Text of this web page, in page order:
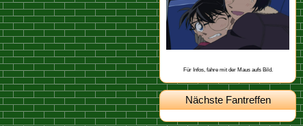
Schon gewusst, dass Kogoro eine
Narbe an der Schulter hat, die er sich
angeblich bei einem Baseballspiel
geholt hat?
Für Infos, fahre mit der Maus aufs Bild.
Nächste Fantreffen